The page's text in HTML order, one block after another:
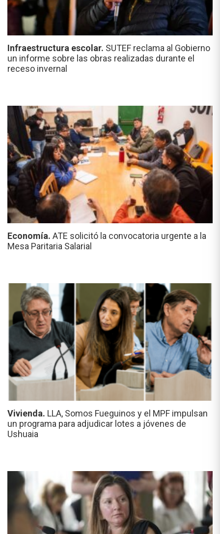
Infraestructura escolar. SUTEF reclama al Gobierno
un informe sobre las obras realizadas durante el
receso invernal
Economía. ATE solicitó la convocatoria urgente a la
Mesa Paritaria Salarial
Vivienda. LLA, Somos Fueguinos y el MPF impulsan
un programa para adjudicar lotes a jóvenes de
Ushuaia